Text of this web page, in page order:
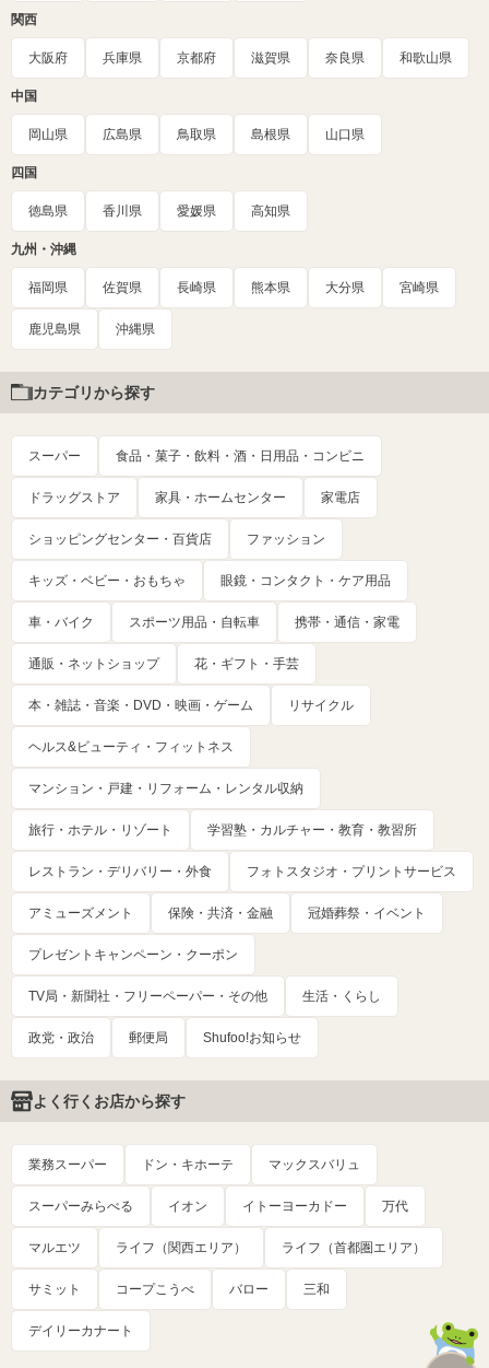
関西
大阪府 兵庫県 京都府 滋賀県 奈良県 和歌山県
中国
岡山県 広島県 鳥取県 島根県 山口県
四国
徳島県 香川県 愛媛県 高知県
九州・沖縄
福岡県 佐賀県 長崎県 熊本県 大分県 宮崎県
鹿児島県 沖縄県
カテゴリから探す
スーパー 食品・菓子・飲料・酒・日用品・コンビニ
ドラッグストア 家具・ホームセンター 家電店
ショッピングセンター・百貨店 ファッション
キッズ・ベビー・おもちゃ 眼鏡・コンタクト・ケア用品
車・バイク スポーツ用品・自転車 携帯・通信・家電
通販・ネットショップ 花・ギフト・手芸
本・雑誌・音楽・DVD・映画・ゲーム リサイクル
ヘルス&ビューティ・フィットネス
マンション・戸建・リフォーム・レンタル収納
旅行・ホテル・リゾート 学習塾・カルチャー・教育・教習所
レストラン・デリバリー・外食 フォトスタジオ・プリントサービス
アミューズメント 保険・共済・金融 冠婚葬祭・イベント
プレゼントキャンペーン・クーポン
TV局・新聞社・フリーペーパー・その他 生活・くらし
政党・政治 郵便局 Shufoo!お知らせ
よく行くお店から探す
業務スーパー ドン・キホーテ マックスバリュ
スーパーみらべる イオン イトーヨーカドー 万代
マルエツ ライフ（関西エリア） ライフ（首都圏エリア）
サミット コープこうべ バロー 三和
デイリーカナート